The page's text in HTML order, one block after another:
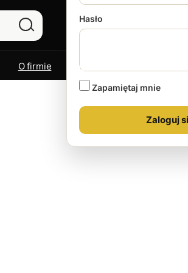
Hasło
Zapamiętaj mnie
O firmie Kontakt